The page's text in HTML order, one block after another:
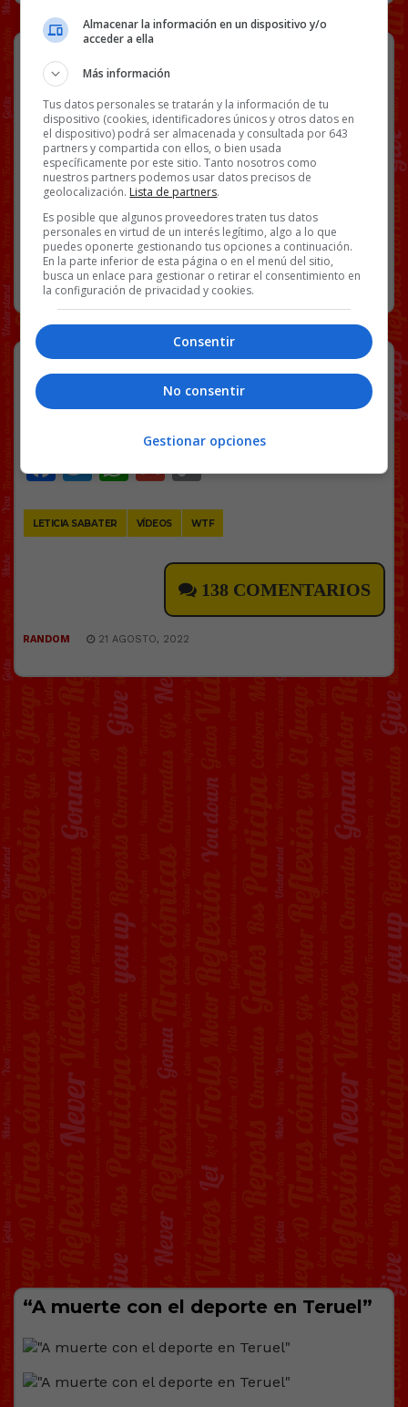
Además tienen buenos precios.
Facebook
Twitter
WhatsApp
Gmail
Copy
Link
CARTELES WTF
45 COMENTARIOS
RANDOM 21 AGOSTO, 2022
Si yo lo he visto, vosotros también.
[video_player id=281132]
Facebook
Twitter
WhatsApp
Gmail
Copy
LETICIA SABATER VÍDEOS WTF
138 COMENTARIOS
RANDOM 21 AGOSTO, 2022
“A muerte con el deporte en Teruel”
Almacenar la información en un dispositivo y/o
acceder a ella
Más información
Tus datos personales se tratarán y la información de tu
dispositivo (cookies, identificadores únicos y otros datos en
el dispositivo) podrá ser almacenada y consultada por 643
partners y compartida con ellos, o bien usada
específicamente por este sitio. Tanto nosotros como
nuestros partners podemos usar datos precisos de
geolocalización. Lista de partners.
Es posible que algunos proveedores traten tus datos
personales en virtud de un interés legítimo, algo a lo que
puedes oponerte gestionando tus opciones a continuación.
En la parte inferior de esta página o en el menú del sitio,
busca un enlace para gestionar o retirar el consentimiento en
la configuración de privacidad y cookies.
Consentir
No consentir
Gestionar opciones